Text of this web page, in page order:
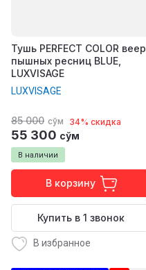
Тушь PERFECT COLOR веер
пышных ресниц BLUE,
LUXVISAGE
LUXVISAGE
В наличии
85 000 сўм 34% скидка
55 300 сўм
В корзину
Купить в 1 звонок
В избранное